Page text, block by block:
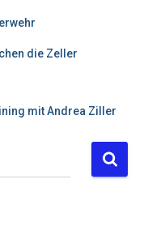
die Zeller
mit Andrea Ziller